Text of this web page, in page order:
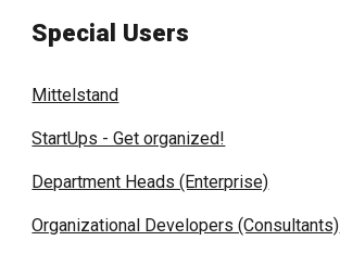
Special Users
Mittelstand
StartUps - Get organized!
Department Heads (Enterprise)
Organizational Developers (Consultants)